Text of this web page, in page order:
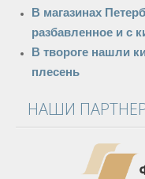
В магазинах
разбавленное и с
В твороге нашли
плесень
НАШИ